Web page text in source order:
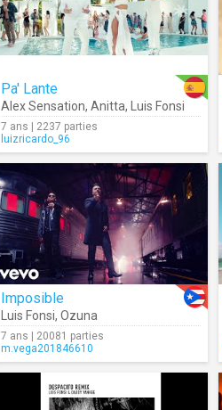
Pa' Lante
Alex Sensation, Anitta, Luis Fonsi
7 ans | 2237 parties
luizricardo_96
Imposible
Luis Fonsi, Ozuna
7 ans | 20081 parties
m.vega201846610